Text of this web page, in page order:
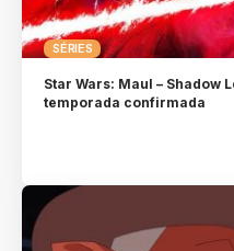
SÉRIES
Star Wars: Maul – Shadow
temporada confirmada